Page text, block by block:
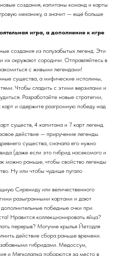
создания, капитаны команд и карты
механику, а значит — ещё больше
игра, а дополнение к игре
создания из полузабытых легенд. Эти
их окружают сородичи. Отправляйтесь в
с живыми легендами!
существа, а мифические исполины,
Чтобы сладить с этими верзилами и
Разработайте новые стратегии,
и одержите разгромную победу над
существ, 4 капитана и 7 карт легенд.
действие — приручение легенды.
существа, сначала его нужно
(даже если это гибрид насекомого и
можно раньше, чтобы свойство легенды
Ну или чтобы чудище пугало
Сирениду или величественного
разыгранными картами и дают
победные очки при
Нравится коллекционировать яйца?
перерыв? Могучие крылья Йетодля
действие сбора раньше времени.
гибридами. Медоссум,
и Мягколапка поборются за место в